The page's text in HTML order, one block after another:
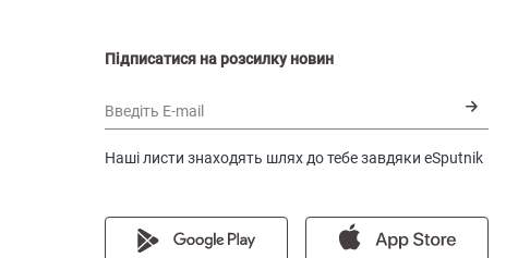
Підписатися на розсилку новин
Введіть E-mail
Наші листи знаходять шлях до тебе завдяки eSputnik